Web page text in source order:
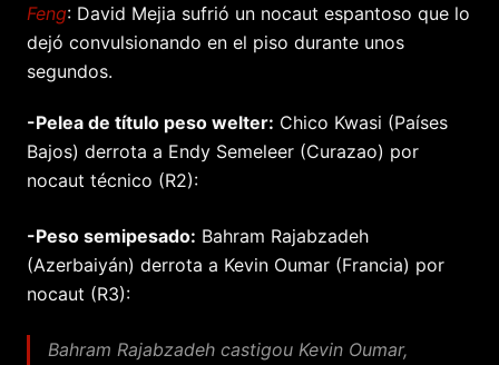
Feng: David Mejia sufrió un nocaut espantoso que lo
dejó convulsionando en el piso durante unos
segundos.
-Pelea de título peso welter: Chico Kwasi (Países
Bajos) derrota a Endy Semeleer (Curazao) por
nocaut técnico (R2):
-Peso semipesado: Bahram Rajabzadeh
(Azerbaiyán) derrota a Kevin Oumar (Francia) por
nocaut (R3):
Bahram Rajabzadeh castigou Kevin Oumar,